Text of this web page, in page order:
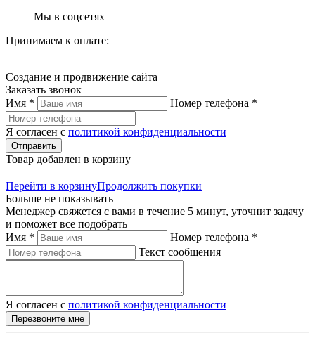
Мы в соцсетях
Принимаем к оплате:
Создание и продвижение сайта
Заказать звонок
Имя *
Номер телефона *
Я согласен с политикой конфиденциальности
Отправить
Товар добавлен в корзину
Перейти в корзинуПродолжить покупки
Больше не показывать
Менеджер свяжется с вами в течение 5 минут, уточнит задачу
и поможет все подобрать
Имя *
Номер телефона *
Текст сообщения
Я согласен с политикой конфиденциальности
Перезвоните мне